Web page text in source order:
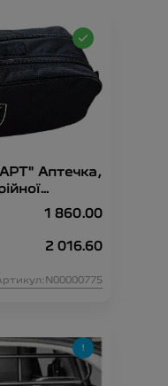
Аптечка,
жилет
1 860.00
2 016.60